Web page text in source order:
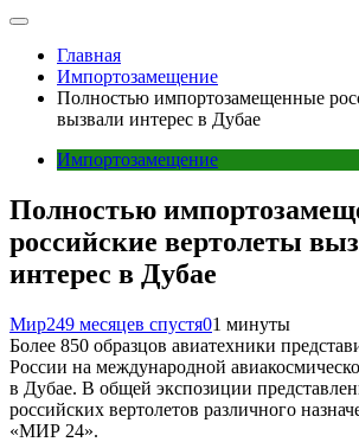
Главная
Импортозамещение
Полностью импортозамещенные
вызвали интерес в Дубае
Импортозамещение
Полностью
российские вертолеты
интерес в Дубае
Мир249 месяцев спустя01 минуты
Более 850 образцов авиатехники
России на международной
в Дубае. В общей экспозиции
российских вертолетов различного
«МИР 24».